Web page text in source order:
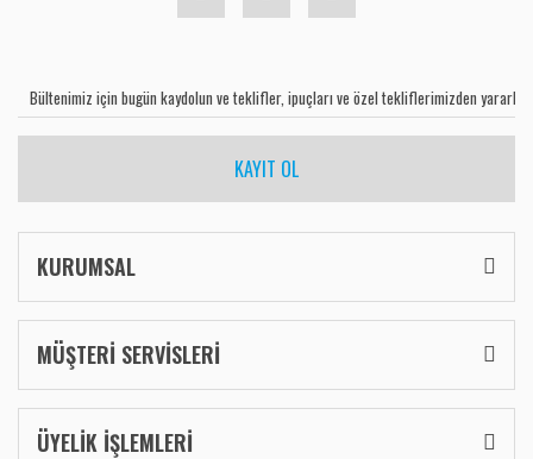
KAYIT OL
KURUMSAL
MÜŞTERİ SERVİSLERİ
ÜYELİK İŞLEMLERİ